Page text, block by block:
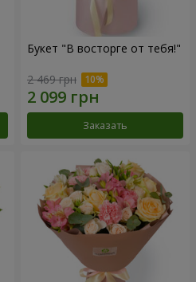
Букет "В восторге от тебя!"
2 469 грн
Заказать